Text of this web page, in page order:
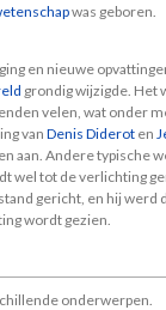
was geboren.
en nieuwe
grondig wijzigde. Het
velen, wat onder
van Denis Diderot en
aan. Andere typische
wel tot de verlichting
gericht, en hij werd
wordt gezien.
onderwerpen.